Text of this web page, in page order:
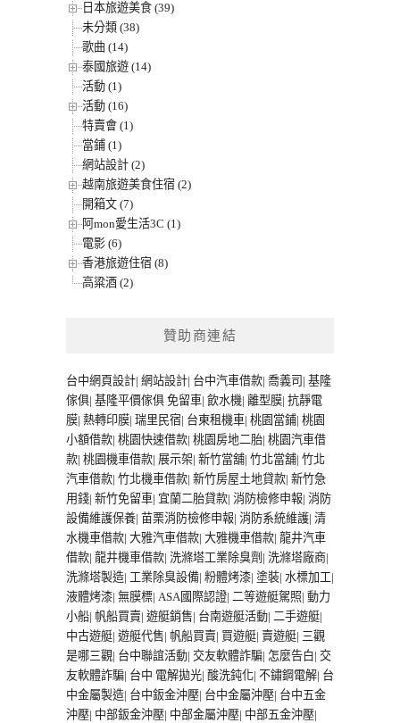
日本旅遊美食 (39)
未分類 (38)
歌曲 (14)
泰國旅遊 (14)
活動 (1)
活動 (16)
特賣會 (1)
當鋪 (1)
網站設計 (2)
越南旅遊美食住宿 (2)
開箱文 (7)
阿mon愛生活3C (1)
電影 (6)
香港旅遊住宿 (8)
高粱酒 (2)
贊助商連結
台中網頁設計| 網站設計| 台中汽車借款| 喬義司 | 基隆
傢俱| 基隆平價傢俱 免留車| 飲水機| 離型膜| 抗靜電
膜| 熱轉印膜| 瑞里民宿| 台東租機車| 桃園當鋪| 桃園
小額借款| 桃園快速借款| 桃園房地二胎| 桃園汽車借
款| 桃園機車借款| 展示架| 新竹當舖| 竹北當舖| 竹北
汽車借款| 竹北機車借款| 新竹房屋土地貸款| 新竹急
用錢| 新竹免留車| 宜蘭二胎貸款| 消防檢修申報| 消防
設備維護保養| 苗栗消防檢修申報| 消防系統維護| 清
水機車借款| 大雅汽車借款| 大雅機車借款| 龍井汽車
借款| 龍井機車借款| 洗滌塔工業除臭劑 | 洗滌塔廠商|
洗滌塔製造| 工業除臭設備| 粉體烤漆| 塗裝| 水標加工|
液體烤漆| 無膜標| ASA國際認證| 二等遊艇駕照| 動力
小船| 帆船買賣| 遊艇銷售| 台南遊艇活動| 二手遊艇|
中古遊艇| 遊艇代售| 帆船買賣| 買遊艇| 賣遊艇| 三觀
是哪三觀| 台中聯誼活動| 交友軟體詐騙| 怎麼告白| 交
友軟體詐騙| 台中 電解拋光| 酸洗鈍化| 不鏽鋼電解| 台
中金屬製造| 台中鈑金沖壓| 台中金屬沖壓| 台中五金
沖壓| 中部鈑金沖壓| 中部金屬沖壓| 中部五金沖壓|